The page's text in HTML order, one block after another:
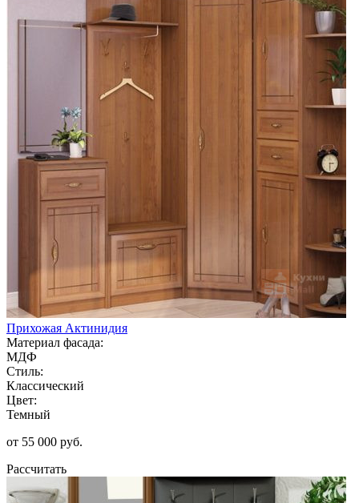
Прихожая Актинидия
Материал фасада:
МДФ
Стиль:
Классический
Цвет:
Темный
от 55 000 руб.
Рассчитать